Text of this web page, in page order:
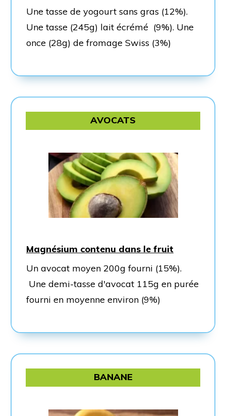
Une tasse de yogourt sans gras (12%).
Une tasse (245g) lait écrémé (9%). Une
once (28g) de fromage Swiss (3%)
AVOCATS
Magnésium contenu dans le fruit
Un avocat moyen 200g fourni (15%).
Une demi-tasse d'avocat 115g en purée
fourni en moyenne environ (9%)
BANANE